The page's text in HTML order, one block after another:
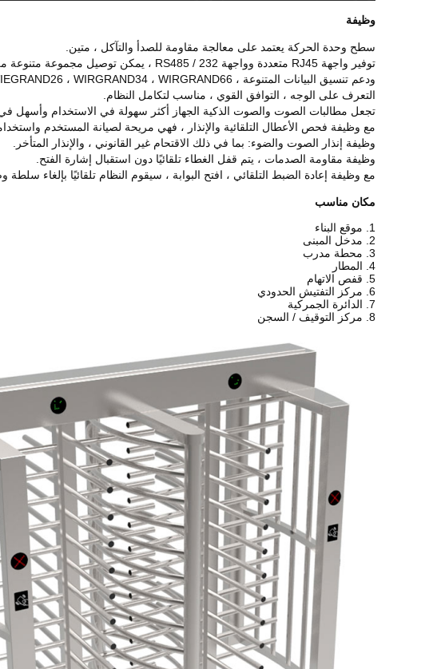
وظيفة
سطح وحدة الحركة يعتمد على معالجة مقاومة للصدأ والتآكل ، متين.
توفير واجهة RJ45 متعددة وواجهة RS485 / 232 ، يمكن توصيل مجموعة متنوعة من قارئ البطاقات ، الشريط المغناطيسي ، EMID ، MIFARE 1 CI ، Ti ،
ودعم تنسيق البيانات المتنوعة ، WIEGRAND26 ، WIRGRAND34 ، WIRGRAND66 ، يمكنه أيضًا توصيل قارئ الكود الشريطي ، ومعرف بصمات الأصابع ، ومعرف بصمة اليد ،
التعرف على الوجه ، التوافق القوي ، مناسب لتكامل النظام.
تجعل مطالبات الصوت والصوت الذكية الجهاز أكثر سهولة في الاستخدام وأسهل في
مع وظيفة فحص الأعطال التلقائية والإنذار ، فهي مريحة لصيانة المستخدم
وظيفة إنذار الصوت والضوء: بما في ذلك الاقتحام غير القانوني ، والإنذار المتأخر.
وظيفة مقاومة الصدمات ، يتم قفل الغطاء تلقائيًا دون استقبال إشارة الفتح.
مع وظيفة إعادة الضبط التلقائي ، افتح البوابة ، سيقوم النظام تلقائيًا بإلغاء سلطة وصول
مكان مناسب
1. موقع البناء
2. مدخل المبنى
3. محطة مدرب
4. المطار
5. قفص الاتهام
6. مركز التفتيش الحدودي
7. الدائرة الجمركية
8. مركز التوقيف / السجن